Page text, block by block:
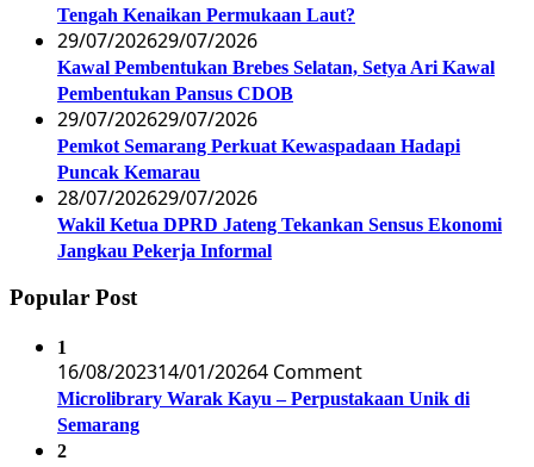
Tengah Kenaikan Permukaan Laut?
29/07/202629/07/2026
Kawal Pembentukan Brebes Selatan, Setya Ari Kawal
Pembentukan Pansus CDOB
29/07/202629/07/2026
Pemkot Semarang Perkuat Kewaspadaan Hadapi
Puncak Kemarau
28/07/202629/07/2026
Wakil Ketua DPRD Jateng Tekankan Sensus Ekonomi
Jangkau Pekerja Informal
Popular Post
1
16/08/202314/01/20264 Comment
Microlibrary Warak Kayu – Perpustakaan Unik di
Semarang
2